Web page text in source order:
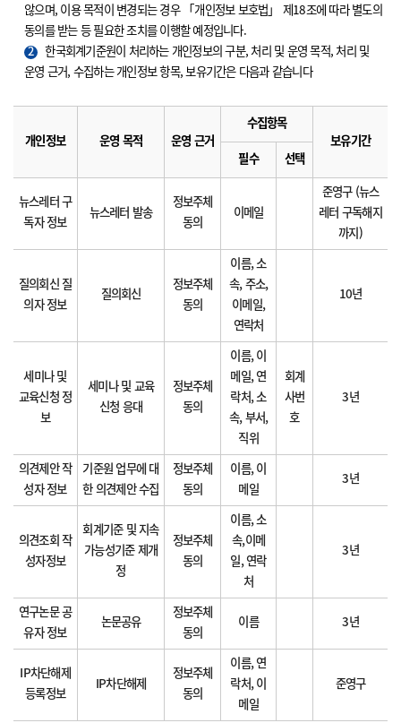
않으며, 이용 목적이 변경되는 경우 「개인정보 보호법」 제18조에 따라 별도의
동의를 받는 등 필요한 조치를 이행할 예정입니다.
2
한국회계기준원이 처리하는 개인정보의 구분, 처리 및 운영 목적, 처리 및
운영 근거, 수집하는 개인정보 항목, 보유기간은 다음과 같습니다
개인정보 운영 목적 운영 근거
수집항목
보유기간
필수
선택
뉴스레터 구
독자 정보
뉴스레터 발송
정보주체
동의
이메일
준영구 (뉴스
레터 구독해지
까지)
질의회신 질
의자 정보
질의회신
정보주체
동의
이름, 소
속, 주소,
이메일,
연락처
10년
세미나 및
교육신청 정
보
세미나 및 교육
신청 응대
정보주체
동의
이름, 이
메일, 연
락처, 소
속, 부서,
직위
회계
사번
호
3년
의견제안 작
성자 정보
기준원 업무에 대
한 의견제안 수집
정보주체
동의
이름, 이
메일
3년
의견조회 작
성자정보
회계기준 및 지속
가능성기준 제개
정
정보주체
동의
이름, 소
속,이메
일, 연락
처
3년
연구논문 공
유자 정보
논문공유
정보주체
동의
이름 3년
IP차단해제
등록정보
IP차단해제
정보주체
동의
이름, 연
락처, 이
메일
준영구